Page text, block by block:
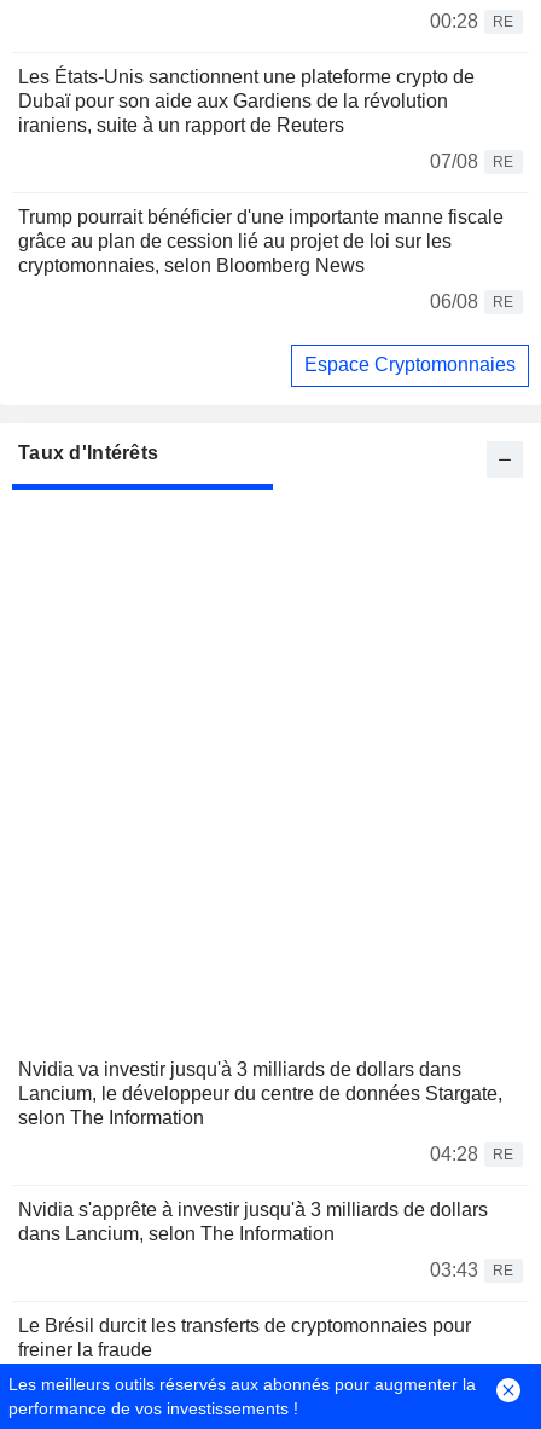
00:28
RE
Les États-Unis sanctionnent une plateforme crypto de
Dubaï pour son aide aux Gardiens de la révolution
iraniens, suite à un rapport de Reuters
07/08
RE
Trump pourrait bénéficier d'une importante manne fiscale
grâce au plan de cession lié au projet de loi sur les
cryptomonnaies, selon Bloomberg News
06/08
RE
Espace Cryptomonnaies
Taux d'Intérêts
Nvidia va investir jusqu'à 3 milliards de dollars dans
Lancium, le développeur du centre de données Stargate,
selon The Information
04:28
RE
Nvidia s'apprête à investir jusqu'à 3 milliards de dollars
dans Lancium, selon The Information
03:43
RE
Le Brésil durcit les transferts de cryptomonnaies pour
freiner la fraude
00:28
RE
Les meilleurs outils réservés aux abonnés pour augmenter la
performance de vos investissements !